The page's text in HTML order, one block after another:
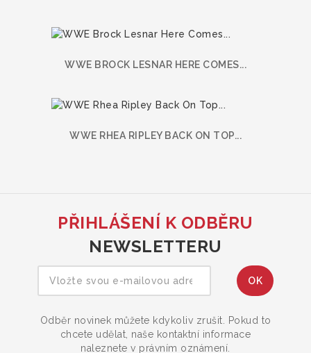
WWE BROCK LESNAR HERE COMES...
WWE RHEA RIPLEY BACK ON TOP...
PŘIHLÁŠENÍ K ODBĚRU
NEWSLETTERU
Odběr novinek můžete kdykoliv zrušit. Pokud to
chcete udělat, naše kontaktní informace
naleznete v právním oznámení.